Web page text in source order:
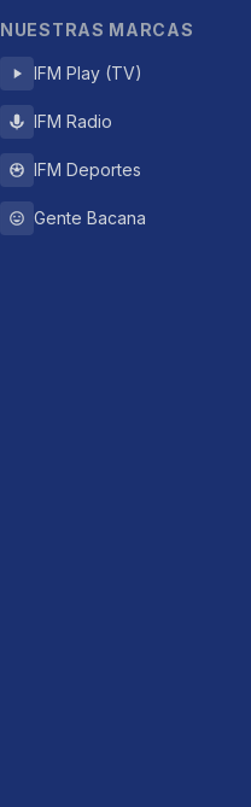
NUESTRAS MARCAS
IFM Play (TV)
IFM Radio
IFM Deportes
Gente Bacana